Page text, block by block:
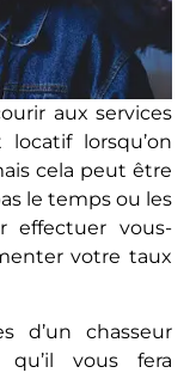
aux services
locatif lorsqu’on
cela peut être
le temps ou les
effectuer vous-
votre taux
d’un chasseur
qu’il vous fera